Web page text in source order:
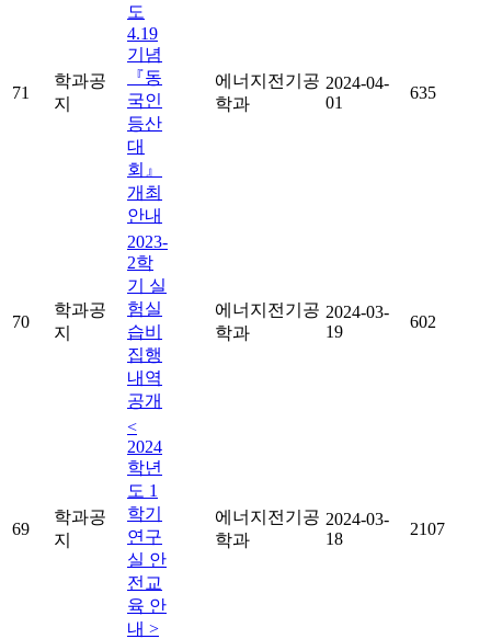
71
학과공
지
도
4.19
기념
『동
국인
등산
대
회』
개최
안내
에너지전기공
학과
2024-04-
01
635
70
학과공
지
2023-
2학
기 실
험실
습비
집행
내역
공개
에너지전기공
학과
2024-03-
19
602
69
학과공
지
<
2024
학년
도 1
학기
연구
실 안
전교
육 안
내 >
에너지전기공
학과
2024-03-
18
2107